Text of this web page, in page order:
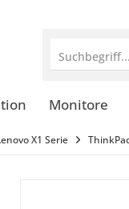
Suchbegriff...
Monitore
X1 Serie